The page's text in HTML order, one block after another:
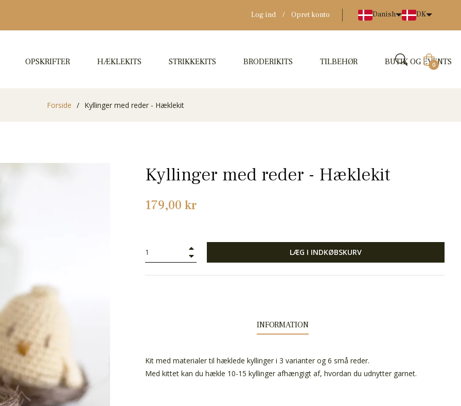
Log ind / Opret konto Danish DK
OPSKRIFTER HÆKLEKITS STRIKKEKITS BRODERIKITS TILBEHØR BUTIK OG EVENTS
0
Forside / Kyllinger med reder - Hæklekit
Kyllinger med reder - Hæklekit
Normalpris
179,00 kr
LÆG I INDKØBSKURV
INFORMATION
Kit med materialer til hæklede kyllinger i 3 varianter og 6 små reder.
Med kittet kan du hækle 10-15 kyllinger afhængigt af, hvordan du udnytter garnet.